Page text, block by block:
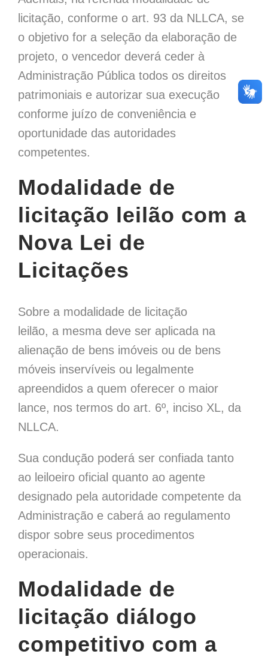
licitação, conforme o art. 93 da NLLCA, se
o objetivo for a seleção da elaboração de
projeto, o vencedor deverá ceder à
Administração Pública todos os direitos
patrimoniais e autorizar sua execução
conforme juízo de conveniência e
oportunidade das autoridades
competentes.
Modalidade de
licitação leilão com a
Nova Lei de
Licitações
Sobre a modalidade de licitação
leilão, a mesma deve ser aplicada na
alienação de bens imóveis ou de bens
móveis inservíveis ou legalmente
apreendidos a quem oferecer o maior
lance, nos termos do art. 6º, inciso XL, da
NLLCA.
Sua condução poderá ser confiada tanto
ao leiloeiro oficial quanto ao agente
designado pela autoridade competente da
Administração e caberá ao regulamento
dispor sobre seus procedimentos
operacionais.
Modalidade de
licitação diálogo
competitivo com a